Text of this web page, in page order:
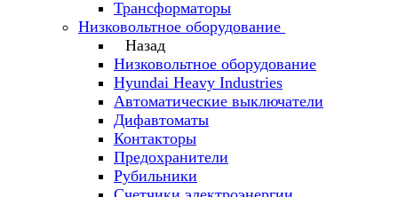
Трансформаторы
Низковольтное оборудование
Назад
Низковольтное оборудование
Hyundai Heavy Industries
Автоматические выключатели
Дифавтоматы
Контакторы
Предохранители
Рубильники